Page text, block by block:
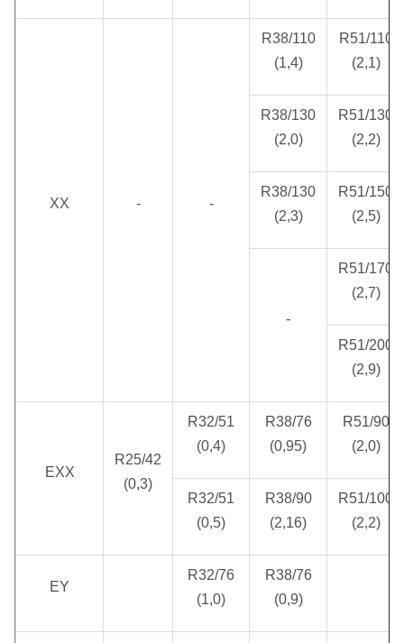
XX - -
R38/110
(1,4)
R51/110
(2,1)
R38/130
(2,0)
R51/130
(2,2)
R38/130
(2,3)
R51/150
(2,5)
-
R51/170
(2,7)
R51/200
(2,9)
EXX
R25/42
(0,3)
R32/51
(0,4)
R38/76
(0,95)
R51/90
(2,0)
R32/51
(0,5)
R38/90
(2,16)
R51/100
(2,2)
EY
R32/76
(1,0)
R38/76
(0,9)